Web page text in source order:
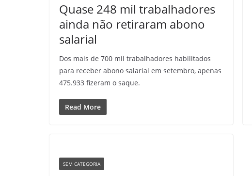
Quase 248 mil trabalhadores
ainda não retiraram abono
salarial
Dos mais de 700 mil trabalhadores habilitados
para receber abono salarial em setembro, apenas
475.933 fizeram o saque.
Read More
SEM CATEGORIA